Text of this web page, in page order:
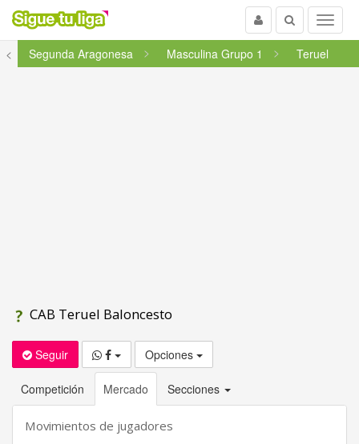
Menu
Buscar
Usuario
<
Segunda Aragonesa Masculina Grupo 1 Teruel
CAB Teruel Baloncesto
Seguir Opciones
Competición Mercado Secciones
Movimientos de jugadores